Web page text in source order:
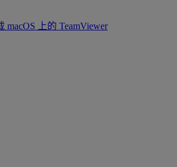
macOS 上的 TeamViewer